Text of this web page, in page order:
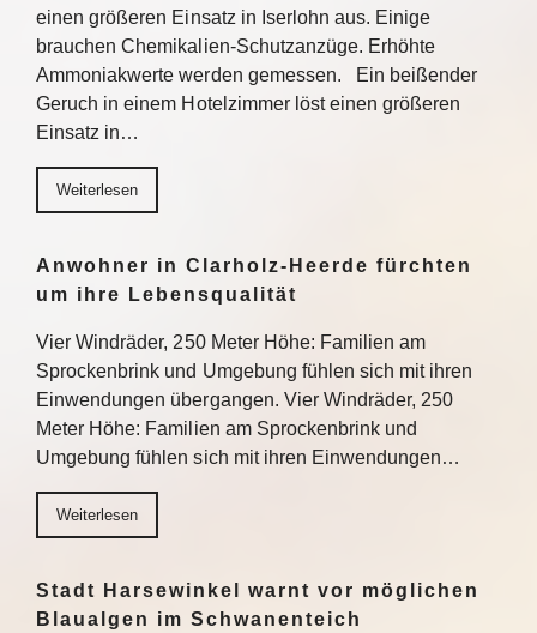
einen größeren Einsatz in Iserlohn aus. Einige
brauchen Chemikalien-Schutzanzüge. Erhöhte
Ammoniakwerte werden gemessen. Ein beißender
Geruch in einem Hotelzimmer löst einen größeren
Einsatz in…
Weiterlesen
Anwohner in Clarholz-Heerde fürchten
um ihre Lebensqualität
Vier Windräder, 250 Meter Höhe: Familien am
Sprockenbrink und Umgebung fühlen sich mit ihren
Einwendungen übergangen. Vier Windräder, 250
Meter Höhe: Familien am Sprockenbrink und
Umgebung fühlen sich mit ihren Einwendungen…
Weiterlesen
Stadt Harsewinkel warnt vor möglichen
Blaualgen im Schwanenteich